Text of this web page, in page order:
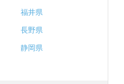
福井県
長野県
静岡県